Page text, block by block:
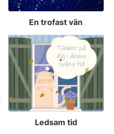
En trofast vän
Ledsam tid